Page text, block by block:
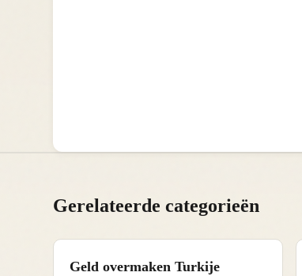
Gerelateerde categorieën
Geld overmaken Turkije